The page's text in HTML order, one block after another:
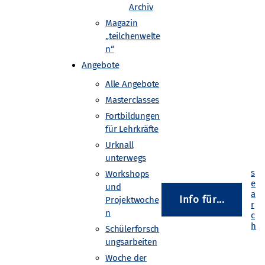
Archiv
Magazin
„teilchenwelte
n“
Angebote
Alle Angebote
Masterclasses
Fortbildungen
für Lehrkräfte
Urknall
unterwegs
Workshops
und
Projektwoche
n
Schülerforsch
ungsarbeiten
Woche der
Info für...
und Messergebnisse
, Astroteilchen- oder Hadronen- und
sowie die Forschungsmethoden
ausgeliehen werden.